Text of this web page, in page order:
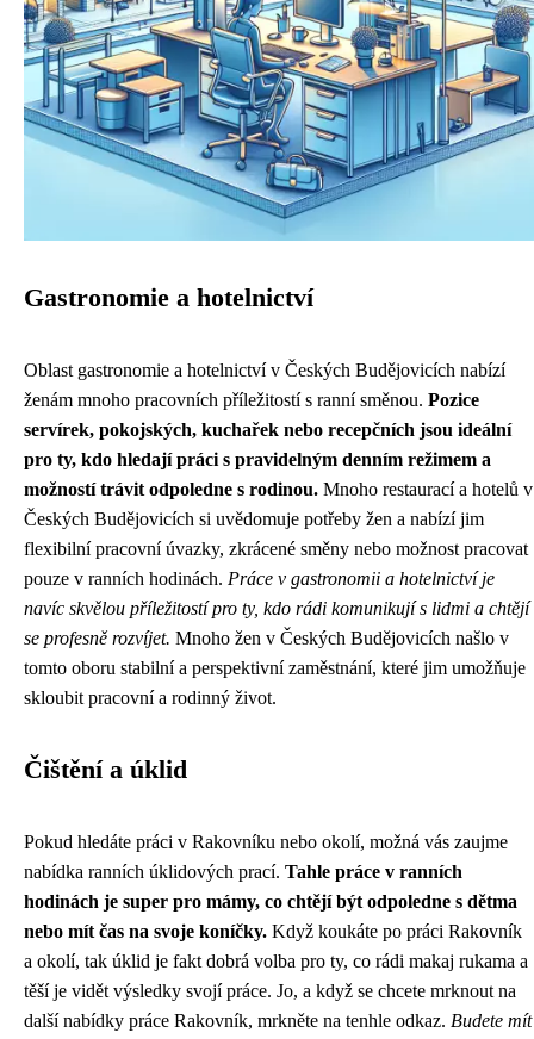
Gastronomie a hotelnictví
Oblast gastronomie a hotelnictví v Českých Budějovicích nabízí
ženám mnoho pracovních příležitostí s ranní směnou. Pozice
servírek, pokojských, kuchařek nebo recepčních jsou ideální
pro ty, kdo hledají práci s pravidelným denním režimem a
možností trávit odpoledne s rodinou. Mnoho restaurací a hotelů v
Českých Budějovicích si uvědomuje potřeby žen a nabízí jim
flexibilní pracovní úvazky, zkrácené směny nebo možnost pracovat
pouze v ranních hodinách. Práce v gastronomii a hotelnictví je
navíc skvělou příležitostí pro ty, kdo rádi komunikují s lidmi a chtějí
se profesně rozvíjet. Mnoho žen v Českých Budějovicích našlo v
tomto oboru stabilní a perspektivní zaměstnání, které jim umožňuje
skloubit pracovní a rodinný život.
Čištění a úklid
Pokud hledáte práci v Rakovníku nebo okolí, možná vás zaujme
nabídka ranních úklidových prací. Tahle práce v ranních
hodinách je super pro mámy, co chtějí být odpoledne s dětma
nebo mít čas na svoje koníčky. Když koukáte po práci Rakovník
a okolí, tak úklid je fakt dobrá volba pro ty, co rádi makaj rukama a
těší je vidět výsledky svojí práce. Jo, a když se chcete mrknout na
další nabídky práce Rakovník, mrkněte na tenhle odkaz. Budete mít